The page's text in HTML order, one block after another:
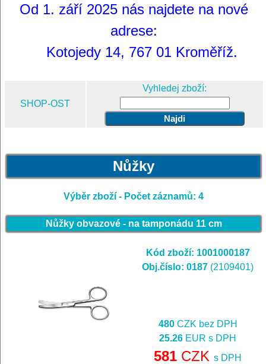
Od 1. září 2025 nás najdete na nové
adrese:
Kotojedy 14, 767 01 Kroměříž.
SHOP-OST
Vyhledej zboží:
Nůžky
Výběr zboží - Počet záznamů: 4
Nůžky obvazové - na tamponádu 11 cm
Kód zboží: 1001000187
Obj.číslo: 0187 (2109401)
480CZK bez DPH
25.26 EUR s DPH
581 CZK s DPH